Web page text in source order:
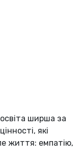
ширша за
які
життя: емпатію,